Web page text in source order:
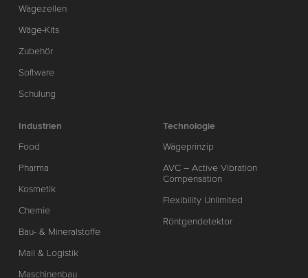
Wägezellen
Wäge-Kits
Zubehör
Software
Schulung
Industrien
Food
Pharma
Kosmetik
Chemie
Bau- & Mineralstoffe
Mail & Logistik
Maschinenbau
Technologie
Wägeprinzip
AVC – Active Vibration
Compensation
Flexibility Unlimited
Röntgendetektor